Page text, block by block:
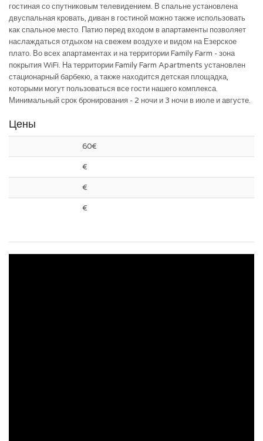
гостиная со спутниковым телевидением. В спальне установлена
двуспальная кровать, диван в гостиной можно также использовать
как спальное место. Патио перед входом в апартаменты позволяет
наслаждаться отдыхом на свежем воздухе и видом на Езерское
плато. Во всех апартаментах и на территории Family Farm - зона
покрытия WiFi. На территории Family Farm Apartments установлен
стационарный барбекю, а также находится детская площадка,
которыми могут пользоваться все гости нашего комплекса.
Минимальный срок бронирования - 2 ночи и 3 ночи в июле и августе.
Цены
60€
€
€
€